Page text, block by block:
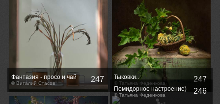
Фантазия - просо и чай
© Виталий Стасов 247 Тыковки..
© Татьяна Феденкова 247
Помидорное настроение)
© Татьяна Феденкова 246